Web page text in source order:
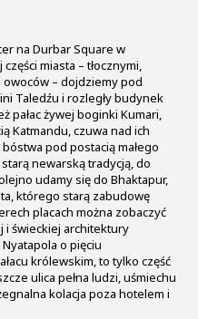
na Durbar Square w
miasta – tłocznymi,
owoców – dojdziemy pod
Taledźu i rozległy budynek
pałac żywej boginki Kumari,
Katmandu, czuwa nad ich
pod postacią małego
newarską tradycją, do
udamy się do Bhaktapur,
którego starą zabudowę
placach można zobaczyć
i świeckiej architektury
o pięciu
królewskim, to tylko część
ulica pełna ludzi, uśmiechu
kolacja poza hotelem i